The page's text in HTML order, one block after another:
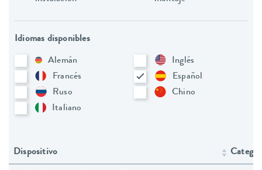
Idiomas disponibles
Alemán
Inglés
Francés
Español
Ruso
Chino
Italiano
Dispositivo